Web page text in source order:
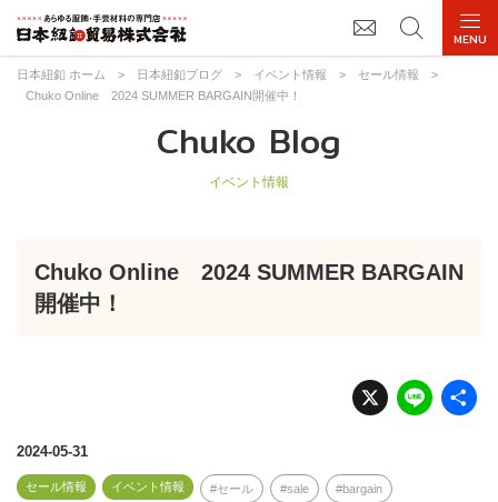
日本紐釦 ホーム > 日本紐釦ブログ > イベント情報 > セール情報
>
Chuko Online 2024 SUMMER BARGAIN開催中！
Chuko Blog
イベント情報
Chuko Online 2024 SUMMER BARGAIN
開催中！
X Li
n
2024-05-31
セール情報 イベント情報 セール sale bargain